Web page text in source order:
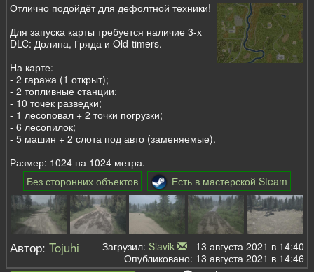
Отлично подойдёт для дефолтной техники!
Для запуска карты требуется наличие 3-х
DLC: Долина, Гряда и Old-timers.
На карте:
- 2 гаража (1 открыт);
- 2 топливные станции;
- 10 точек разведки;
- 1 лесоповал + 2 точки погрузки;
- 6 лесопилок;
- 5 машин + 2 слота под авто (заменяемые).
Размер: 1024 на 1024 метра.
Без сторонних объектов
Есть в мастерской Steam
Автор:Tojuhi Загрузил: Slavik
13 августа 2021 в 14:40
Опубликовано: 13 августа 2021 в 14:46